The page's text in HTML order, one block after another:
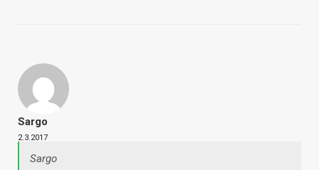
Sargo
2.3.2017
Sargo